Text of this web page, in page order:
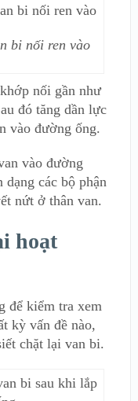
bi nối ren vào
nối gần như
đó tăng dần lực
vào đường ống.
vào đường
các bộ phận
nứt ở thân van.
hoạt
để kiểm tra xem
kỳ vấn đề nào,
chặt lại van bi.